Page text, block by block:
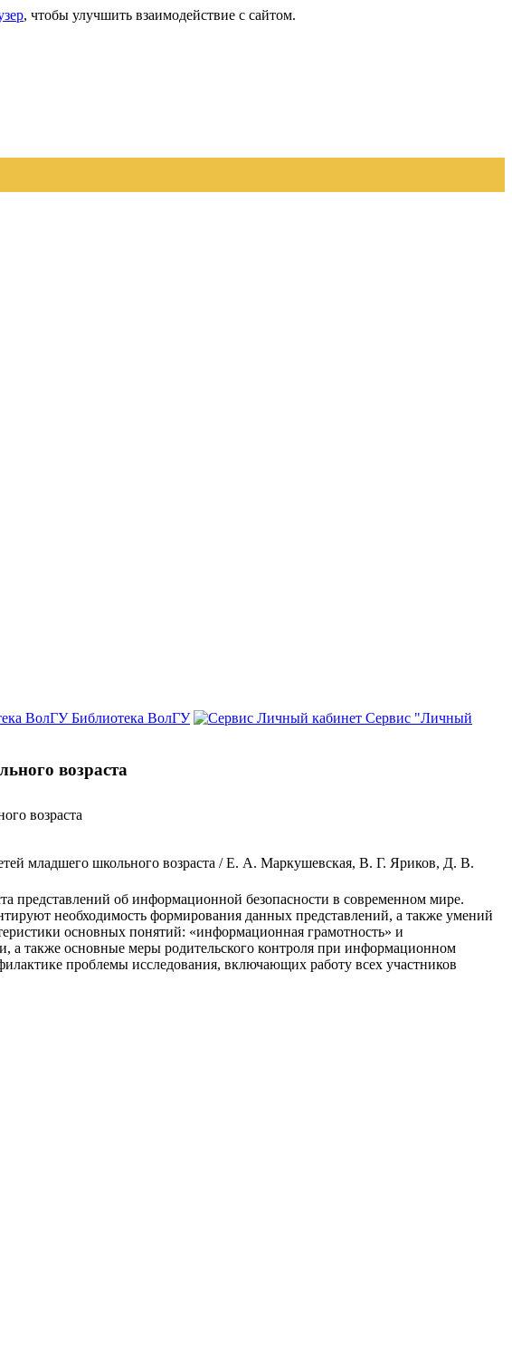
, чтобы улучшить взаимодействие с сайтом.
Библиотека ВолГУ
Сервис "Личный
возраста
возраста
младшего школьного возраста / Е. А. Маркушевская, В. Г. Яриков, Д. В.
представлений об информационной безопасности в современном мире.
необходимость формирования данных представлений, а также умений
основных понятий: «информационная грамотность» и
а также основные меры родительского контроля при информационном
проблемы исследования, включающих работу всех участников